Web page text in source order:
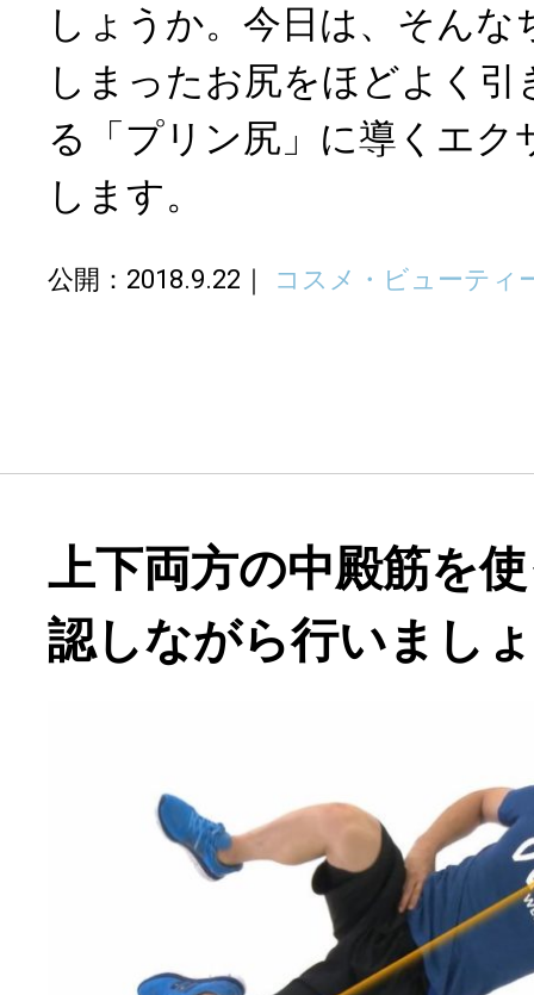
しょうか。今日は、そん
しまったお尻をほどよく
る「プリン尻」に導くエク
します。
公開：2018.9.22 コスメ・ビューティ
上下両方の中殿筋を
認しながら行いまし